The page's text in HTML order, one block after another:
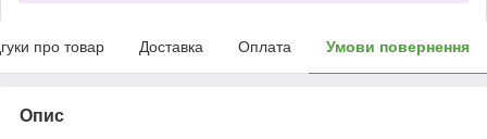
про товар Доставка Оплата Умови повернення
Опис